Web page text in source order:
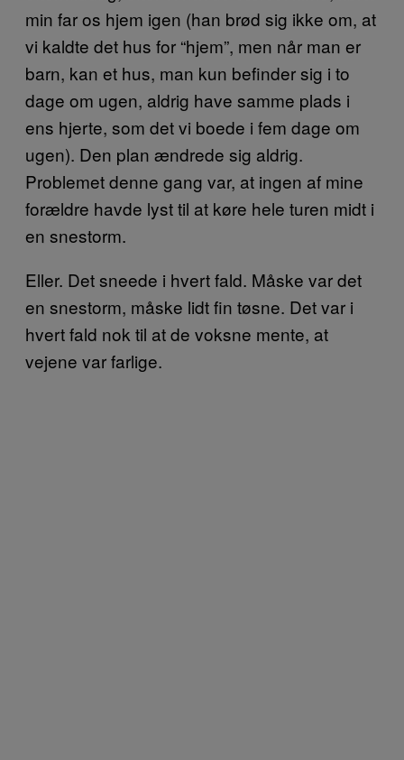
min far os hjem igen (han brød sig ikke om, at
vi kaldte det hus for “hjem”, men når man er
barn, kan et hus, man kun befinder sig i to
dage om ugen, aldrig have samme plads i
ens hjerte, som det vi boede i fem dage om
ugen). Den plan ændrede sig aldrig.
Problemet denne gang var, at ingen af mine
forældre havde lyst til at køre hele turen midt i
en snestorm.
Eller. Det sneede i hvert fald. Måske var det
en snestorm, måske lidt fin tøsne. Det var i
hvert fald nok til at de voksne mente, at
vejene var farlige.